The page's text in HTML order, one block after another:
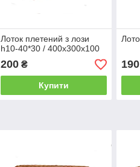
Лоток плетений з лози
h10-40*30 / 400х300х100
200₴
Купити
190